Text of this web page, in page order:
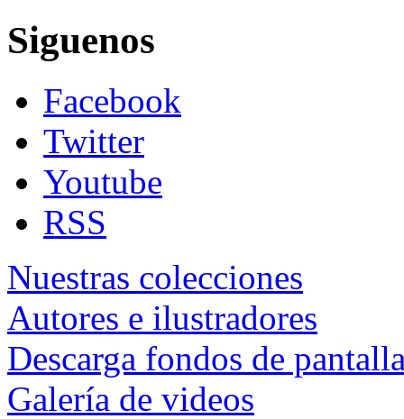
Siguenos
Facebook
Twitter
Youtube
RSS
Nuestras colecciones
Autores e ilustradores
Descarga fondos de
Galería de videos